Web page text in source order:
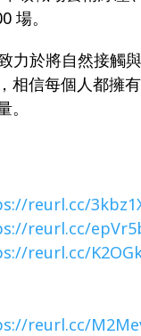
場。
力於將自然接觸
相信每個人都擁
reurl.cc/
reurl.cc/
reurl.cc/
reurl.cc/